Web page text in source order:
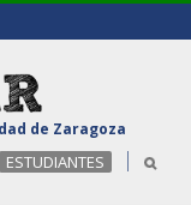
de Zaragoza
ESTUDIANTES